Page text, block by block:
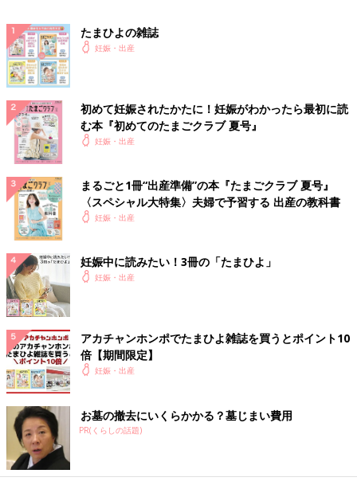
たまひよの雑誌
妊娠・出産
初めて妊娠されたかたに！妊娠がわかったら最初に読
む本『初めてのたまごクラブ 夏号』
妊娠・出産
まるごと1冊“出産準備”の本『たまごクラブ 夏号』
〈スペシャル大特集〉夫婦で予習する 出産の教科書
妊娠・出産
妊娠中に読みたい！3冊の「たまひよ」
妊娠・出産
アカチャンホンポでたまひよ雑誌を買うとポイント10
倍【期間限定】
妊娠・出産
お墓の撤去にいくらかかる？墓じまい費用
PR(くらしの話題)